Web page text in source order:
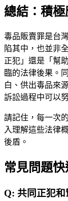
總結：積
毒品販賣罪是台
陷其中，也並非
正犯」還是「幫
臨的法律後果。
白、供出毒品來
訴訟過程中可以
請記住，每一次
入理解這些法律
後盾。
常見問題
Q: 共同正犯和